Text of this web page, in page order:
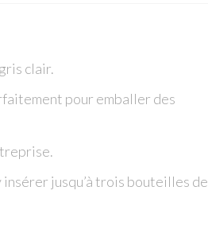
clair.
pour emballer des
insérer jusqu’à trois bouteilles de